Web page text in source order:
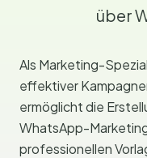
über
Als Marketing-
effektiver
ermöglicht die
WhatsApp-
professionellen